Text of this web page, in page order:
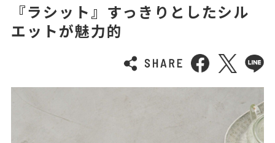
『ラシット』すっきりとしたシル
エットが魅力的